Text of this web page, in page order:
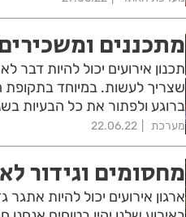
מתכננים
תכנון אירועים יכול להיות דבר
שצריך לעשות. במיוחד
ברוגע ולפתור את כל הבעיות
מערכת 22.06.22
מחסומים וגידור
ארגון אירועים יכול להיות